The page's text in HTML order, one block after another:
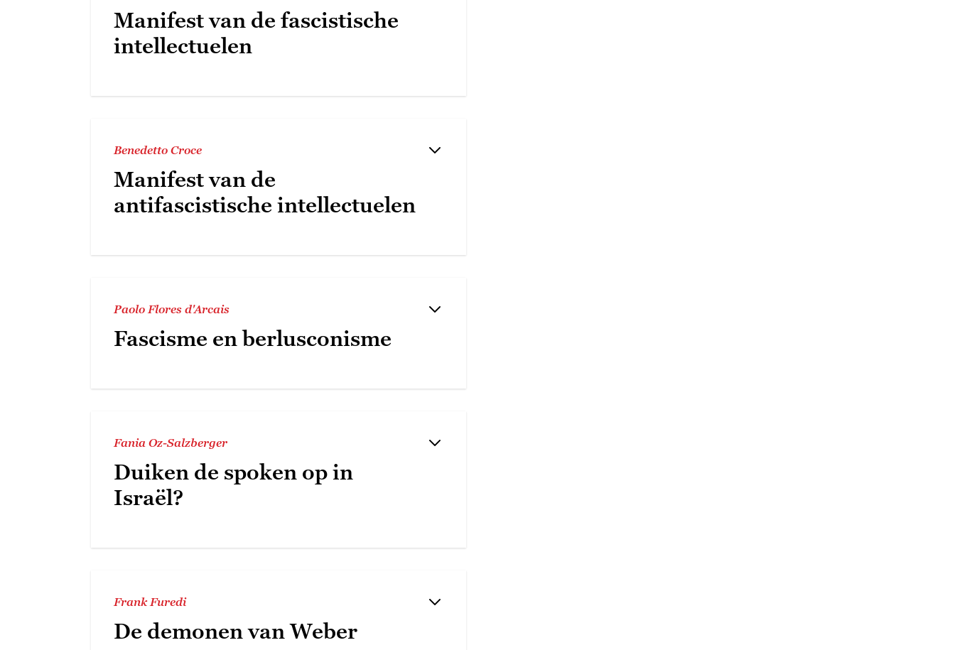
Manifest van de fascistische
intellectuelen
Benedetto Croce
Manifest van de
antifascistische intellectuelen
Paolo Flores d'Arcais
Fascisme en berlusconisme
Fania Oz-Salzberger
Duiken de spoken op in
Israël?
Frank Furedi
De demonen van Weber